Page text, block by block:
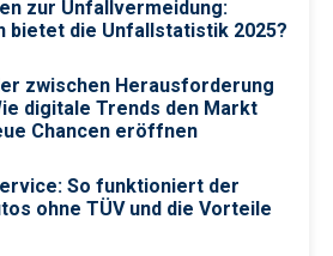
zur Unfallvermeidung:
bietet die Unfallstatistik 2025?
zwischen Herausforderung
digitale Trends den Markt
Chancen eröffnen
So funktioniert der
ohne TÜV und die Vorteile